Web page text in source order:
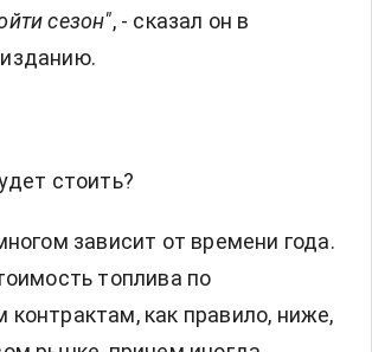
сезон", - сказал он в
стоить?
зависит от времени года.
топлива по
контрактам, как правило, ниже,